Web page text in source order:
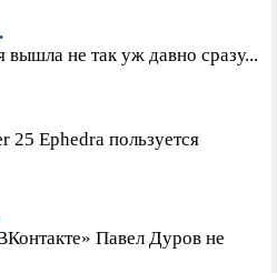
вышла не так уж давно сразу...
25 Ephedra пользуется
Павел Дуров не